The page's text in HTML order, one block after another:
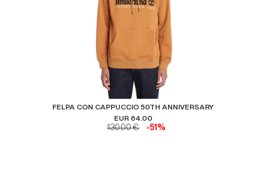
FELPA CON CAPPUCCIO 50TH ANNIVERSARY
EUR 64.00
130.00 € -51%